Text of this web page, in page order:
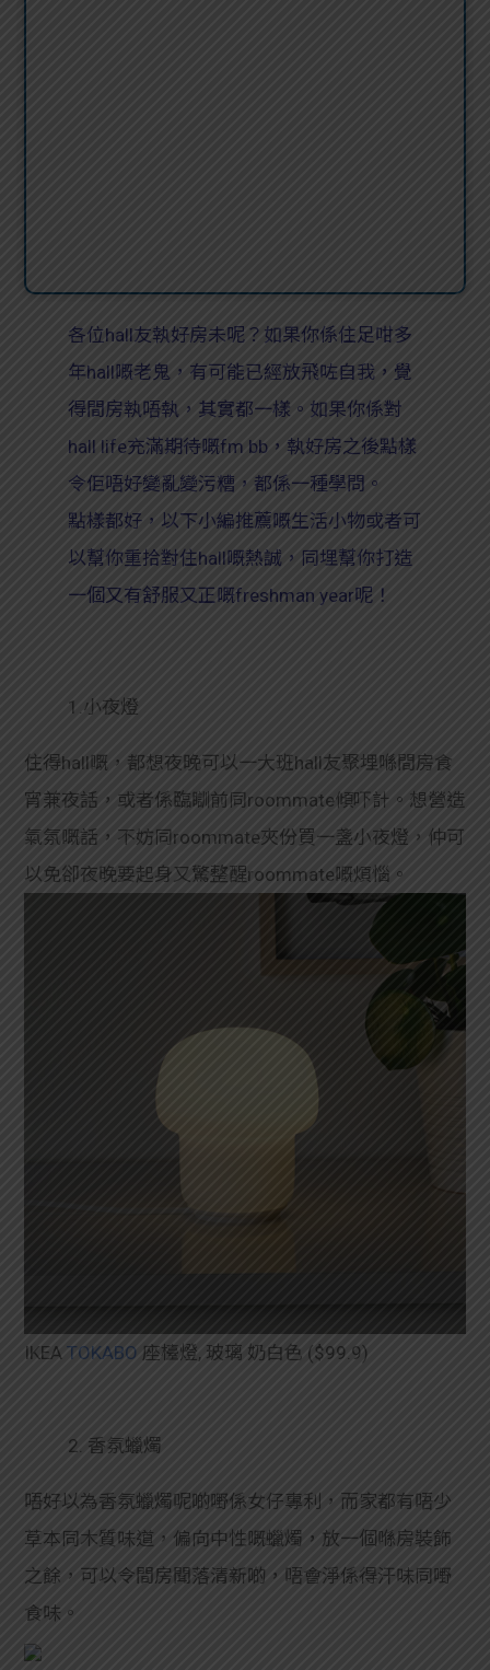
各位hall友執好房未呢？如果你係住足咁多
年hall嘅老鬼，有可能已經放飛咗自我，覺
得間房執唔執，其實都一樣。如果你係對
hall life充滿期待嘅fm bb，執好房之後點樣
令佢唔好變亂變污糟，都係一種學問。
點樣都好，以下小編推薦嘅生活小物或者可
以幫你重拾對住hall嘅熱誠，同埋幫你打造
一個又有舒服又正嘅freshman year呢！
1.小夜燈
住得hall嘅，都想夜晚可以一大班hall友聚埋喺間房食
宵兼夜話，或者係臨瞓前同roommate傾吓計。想營造
氣氛嘅話，不妨同roommate夾份買一盞小夜燈，仲可
以免卻夜晚要起身又驚整醒roommate嘅煩惱。
IKEATOKABO 座檯燈, 玻璃 奶白色 ($99.9)
2. 香氛蠟燭
唔好以為香氛蠟燭呢啲嘢係女仔專利，而家都有唔少
草本同木質味道，偏向中性嘅蠟燭，放一個喺房裝飾
之餘，可以令間房聞落清新啲，唔會淨係得汗味同嘢
食味。